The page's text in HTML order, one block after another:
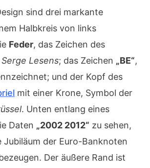
sind drei markante
Halbkreis von links
Feder, das Zeichen des
Serge Lesens; das Zeichen „BE“,
und der Kopf des
mit einer Krone, Symbol der
. Unten entlang eines
Daten „2002 2012“ zu sehen,
Jubiläum der Euro-Banknoten
Der äußere Rand ist